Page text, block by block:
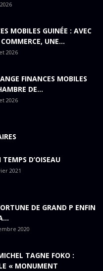
MOBILES GUINÉE : AVEC
UNE...
2026
FINANCES MOBILES
DE...
2026
D’OISEAU
2021
DE GRAND P ENFIN
2020
TAGNE FOKO :
« MONUMENT